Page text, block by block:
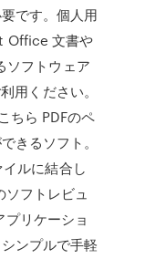
です。個人用
Office 文書や
ソフトウェア
用ください。
ちら PDFのペ
きるソフト。
ルに結合し
ソフトレビュ
リケーショ
ンプルで手軽